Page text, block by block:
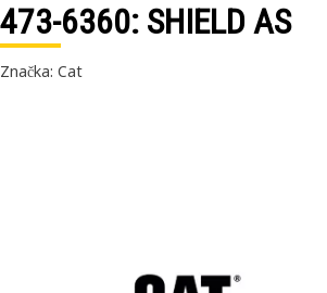
473-6360: SHIELD AS
Značka: Cat